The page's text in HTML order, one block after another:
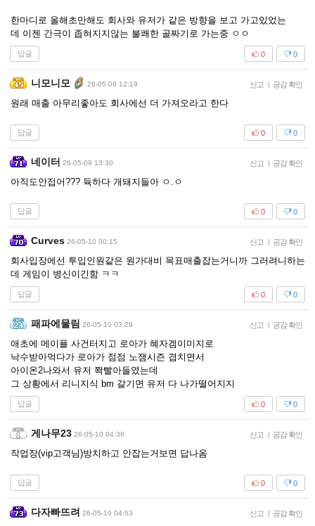
한마디로 올해초만해도 회사와 유저가 같은 방향을 보고 가고있었는
데 이젠 간극이 좁혀지지않는 불쾌한 골짜기로 가는중 ㅇㅇ
답글 0
0
니모니모 26-05-09 12:19 신고 | 공감 확인
원래 매출 아무리좋아도 회사에선 더 가져오라고 한다
답글 0
0
네이터 26-05-09 13:30 신고 | 공감 확인
아직도안접어??? 듁하다 개돼지들아 ㅇ.ㅇ
답글 0
0
Curves 26-05-10 00:15 신고 | 공감 확인
회사입장에선 투입인원같은 원가대비 목표매출잡는거니까 그러려니하는
데 게임이 병신이긴함 ㅋㅋ
답글 0
0
패파에물림 26-05-10 03:29 신고 | 공감 확인
애초에 메이플 사건터지고 로아가 혜자겜이미지로
낙수받아먹다가 로아가 점점 노잼시즌 겹치면서
아이온2나와서 유저 쫙빨아들였는데
그 상황에서 리니지식 bm 갈기면 유저 다 나가떨어지지
답글 0
0
게나무23 26-05-10 04:36 신고 | 공감 확인
작업장(vip고객님)방치하고 안잡는거보면 답나옴
답글 0
0
다자빠뜨려 26-05-10 04:53 신고 | 공감 확인